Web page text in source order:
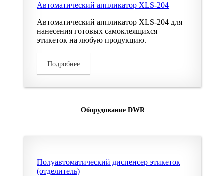
Автоматический аппликатор XLS-204
Автоматический аппликатор XLS-204 для
нанесения готовых самоклеящихся
этикеток на любую продукцию.
Подробнее
Оборудование DWR
Полуавтоматический диспенсер этикеток
(отделитель)